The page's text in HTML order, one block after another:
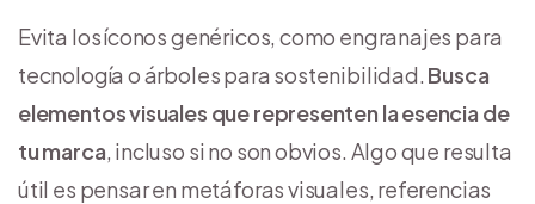
Evita los íconos genéricos, como engranajes para
tecnología o árboles para sostenibilidad. Busca
elementos visuales que representen la esencia de
tu marca, incluso si no son obvios. Algo que resulta
útil es pensar en metáforas visuales, referencias